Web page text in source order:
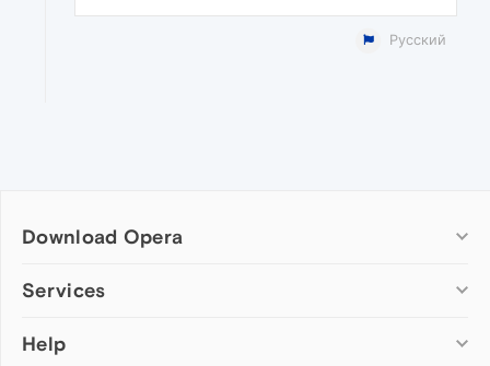
Русский
Download Opera
Computer browsers
Opera for Mac
Services
Add-ons
Help